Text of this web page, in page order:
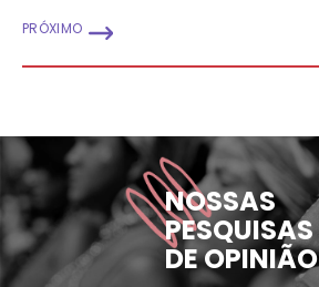
PRÓXIMO
NOSSAS
PESQUISAS
DE OPINIÃO